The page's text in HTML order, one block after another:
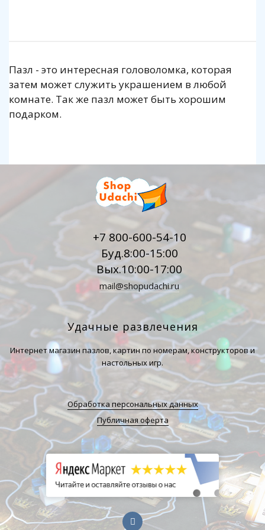
Пазл - это интересная головоломка, которая
затем может служить украшением в любой
комнате. Так же пазл может быть хорошим
подарком.
+7 800-600-54-10
Буд.8:00-15:00
Вых.10:00-17:00
mail@shopudachi.ru
Удачные развлечения
Интернет магазин пазлов, картин по номерам, конструкторов и
настольных игр.
Обработка персональных данных
Публичная оферта